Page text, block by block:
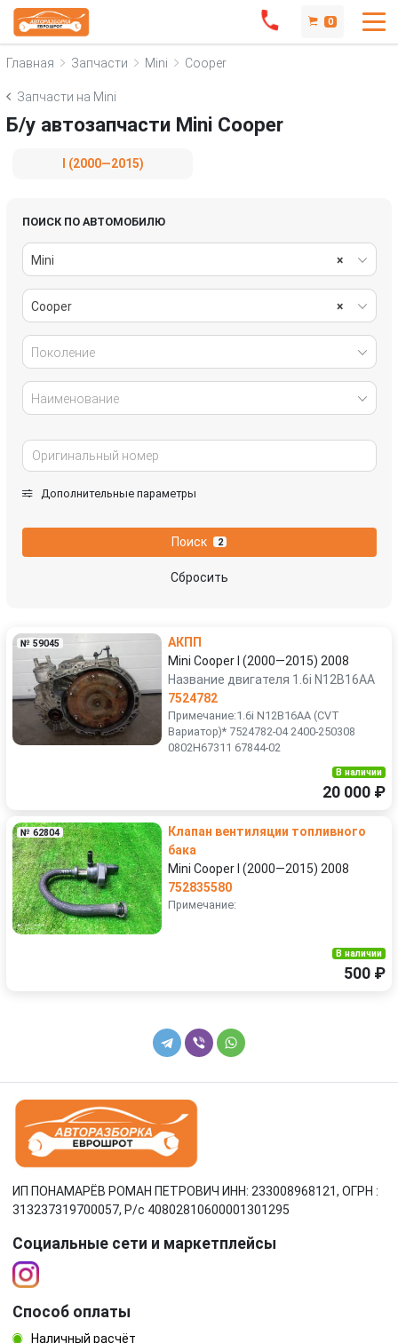
0
Главная Запчасти Mini Cooper
Запчасти на Mini
Б/у автозапчасти Mini Cooper
I (2000—2015)
ПОИСК ПО АВТОМОБИЛЮ
×
Mini
×
Cooper
Поколение
Наименование
Дополнительные параметры
Поиск 2
Сбросить
№ 59045
АКПП
Mini Cooper I (2000—2015) 2008
Название двигателя 1.6i N12B16AA
7524782
Примечание:1.6i N12B16AA (CVT
Вариатор)* 7524782-04 2400-250308
0802H67311 67844-02
В наличии
20 000 ₽
№ 62804
Клапан вентиляции топливного
бака
Mini Cooper I (2000—2015) 2008
752835580
Примечание:
В наличии
500 ₽
ИП ПОНАМАРЁВ РОМАН ПЕТРОВИЧ ИНН: 233008968121, ОГРН :
313237319700057, Р/c 40802810600001301295
Социальные сети и маркетплейсы
Способ оплаты
Наличный расчёт